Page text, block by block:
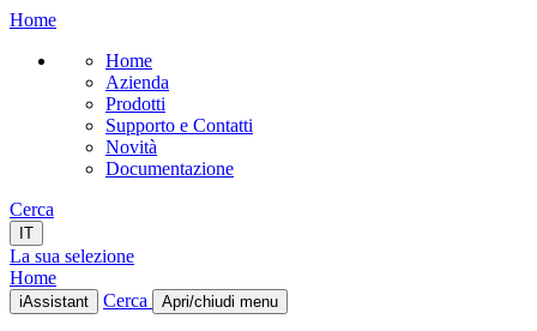
Home
Home
Azienda
Prodotti
Supporto e Contatti
Novità
Documentazione
Cerca
IT
La sua selezione
Home
iAssistant Cerca Apri/chiudi menu